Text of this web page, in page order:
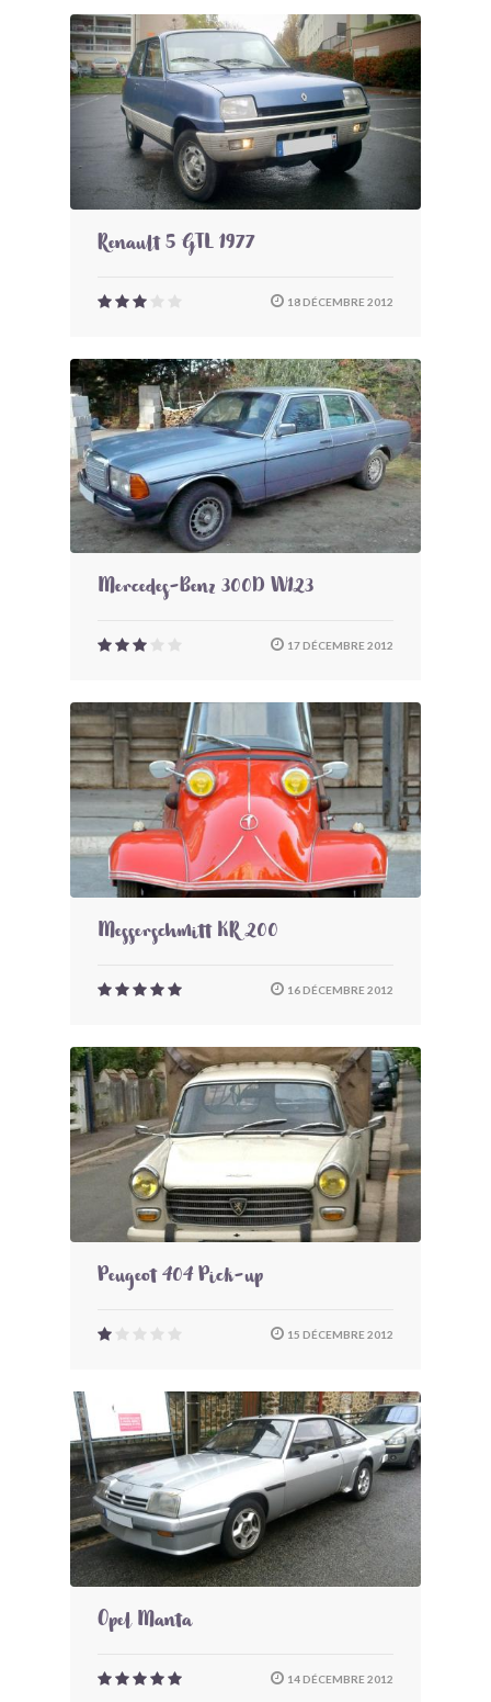
Renault 5 GTL 1977
18 DÉCEMBRE 2012
Mercedes-Benz 300D W123
17 DÉCEMBRE 2012
Messerschmitt KR 200
16 DÉCEMBRE 2012
Peugeot 404 Pick-up
15 DÉCEMBRE 2012
Opel Manta
14 DÉCEMBRE 2012